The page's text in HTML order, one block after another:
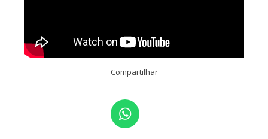
Compartilhar